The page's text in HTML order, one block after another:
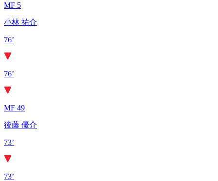
MF 5
小林 祐介
76’
76’
MF 49
後藤 優介
73’
73’